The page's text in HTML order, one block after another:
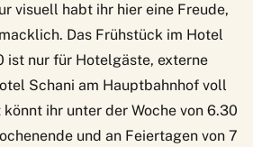
visuell habt ihr hier eine Freude,
Das Frühstück im Hotel
ist nur für Hotelgäste, externe
Schani am Hauptbahnhof voll
ihr unter der Woche von 6.30
und an Feiertagen von 7